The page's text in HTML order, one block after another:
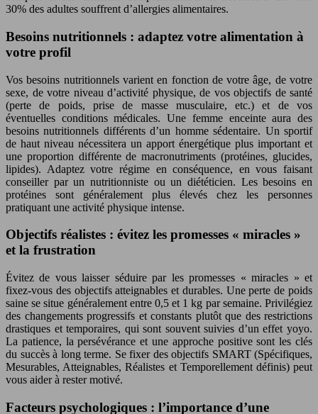
30% des adultes souffrent d’allergies alimentaires.
Besoins nutritionnels : adaptez votre alimentation à
votre profil
Vos besoins nutritionnels varient en fonction de votre âge, de votre
sexe, de votre niveau d’activité physique, de vos objectifs de santé
(perte de poids, prise de masse musculaire, etc.) et de vos
éventuelles conditions médicales. Une femme enceinte aura des
besoins nutritionnels différents d’un homme sédentaire. Un sportif
de haut niveau nécessitera un apport énergétique plus important et
une proportion différente de macronutriments (protéines, glucides,
lipides). Adaptez votre régime en conséquence, en vous faisant
conseiller par un nutritionniste ou un diététicien. Les besoins en
protéines sont généralement plus élevés chez les personnes
pratiquant une activité physique intense.
Objectifs réalistes : évitez les promesses « miracles »
et la frustration
Évitez de vous laisser séduire par les promesses « miracles » et
fixez-vous des objectifs atteignables et durables. Une perte de poids
saine se situe généralement entre 0,5 et 1 kg par semaine. Privilégiez
des changements progressifs et constants plutôt que des restrictions
drastiques et temporaires, qui sont souvent suivies d’un effet yoyo.
La patience, la persévérance et une approche positive sont les clés
du succès à long terme. Se fixer des objectifs SMART (Spécifiques,
Mesurables, Atteignables, Réalistes et Temporellement définis) peut
vous aider à rester motivé.
Facteurs psychologiques : l’importance d’une